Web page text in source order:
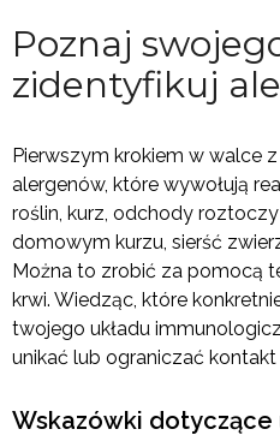
Poznaj
zidentyfikuj
Pierwszym krokiem w walce
alergenów, które wywołują
roślin, kurz, odchody
domowym kurzu, sierść
Można to zrobić za pomocą
krwi. Wiedząc, które
twojego układu
unikać lub ograniczać kontakt
Wskazówki